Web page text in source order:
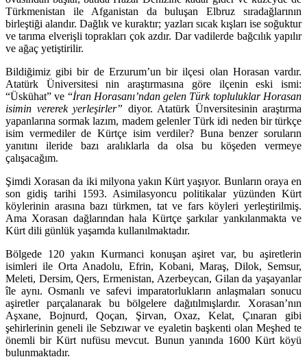
Türkmenistan ile Afganistan da buluşan Elbruz sıradağlarının
birleştiği alandır. Dağlık ve kuraktır; yazları sıcak kışları ise soğuktur
ve tarıma elverişli toprakları çok azdır. Dar vadilerde bağcılık yapılır
ve ağaç yetiştirilir.
Bildiğimiz gibi bir de Erzurum’un bir ilçesi olan Horasan vardır.
Atatürk Üniversitesi nin araştırmasına göre ilçenin eski ismi:
“Üskühat” ve “İran Horasanı’ndan gelen Türk topluluklar Horasan
isimin vererek yerleşirler” diyor. Atatürk Ünversitesinin araştırma
yapanlarına sormak lazım, madem gelenler Türk idi neden bir türkçe
isim vermediler de Kürtçe isim verdiler? Buna benzer soruların
yanıtını ileride bazı aralıklarla da olsa bu köşeden vermeye
çalışacağım.
Şimdi Xorasan da iki milyona yakın Kürt yaşıyor. Bunların oraya en
son gidiş tarihi 1593. Asimilasyoncu politikalar yüzünden Kürt
köylerinin arasına bazı türkmen, tat ve fars köyleri yerleştirilmiş.
Ama Xorasan dağlarından hala Kürtçe şarkılar yankılanmakta ve
Kürt dili günlük yaşamda kullanılmaktadır.
Bölgede 120 yakın Kurmanci konuşan aşiret var, bu aşiretlerin
isimleri ile Orta Anadolu, Efrin, Kobani, Maraş, Dilok, Semsur,
Meleti, Dersim, Qers, Ermenistan, Azerbeycan, Gilan da yaşayanlar
île aynı. Osmanlı ve safevi imparatorlukların anlaşmaları sonucu
aşiretler parçalanarak bu bölgelere dağıtılmışlardır. Xorasan’nın
Aşxane, Bojnurd, Qoçan, Şirvan, Oxaz, Kelat, Çınaran gibi
şehirlerinin geneli ile Sebzıwar ve eyaletin başkenti olan Meşhed te
önemli bir Kürt nufüsu mevcut. Bunun yanında 1600 Kürt köyü
bulunmaktadır.